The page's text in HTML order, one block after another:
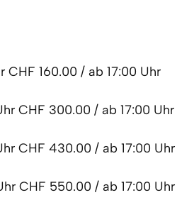
CHF 160.00 / ab 17:00 Uhr
CHF 300.00 / ab 17:00 Uhr
CHF 430.00 / ab 17:00 Uhr
CHF 550.00 / ab 17:00 Uhr